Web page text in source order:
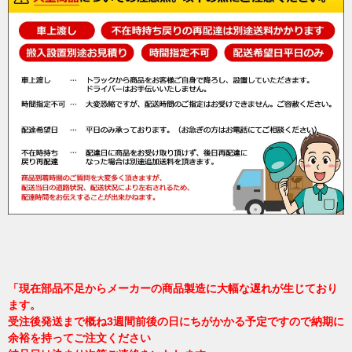
「現在部品不足からメーカーの商品製造に大幅な遅れが生じており
ます。
受注後発送まで概ね3週間前後の日にちがかかる予定ですので納期に
余裕を持ってご注文ください